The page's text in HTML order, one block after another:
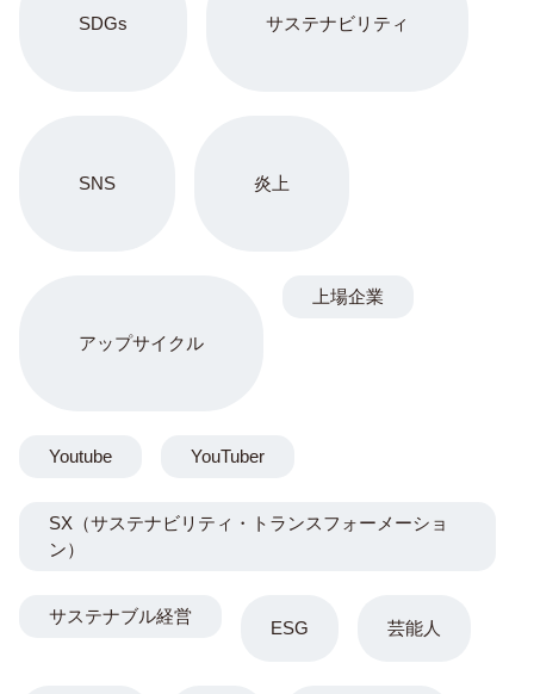
SDGs サステナビリティ
SNS 炎上
アップサイクル
ESG 芸能人
上場企業
Youtube YouTuber
SX（サステナビリティ・トランスフォーメーショ
ン）
サステナブル経営